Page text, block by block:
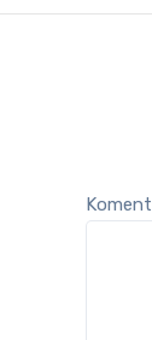
Koment